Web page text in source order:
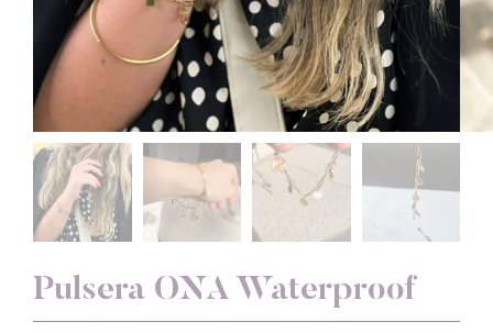
Pulsera ONA Waterproof